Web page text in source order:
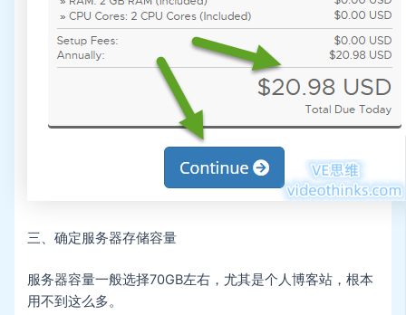
三、确定服务器存储容量
服务器容量一般选择70GB左右，尤其是个人博客站，根本
用不到这么多。